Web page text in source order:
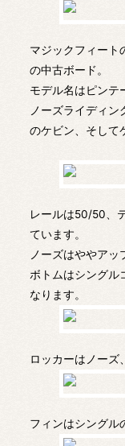
マジックフィート
の中古ボード。
モデル名はピンテ
ノーズライディ
のケビン、そして
レールは50/50、
ています。
ノーズはややアッ
ボトムはシングル
なります。
ロッカーはノーズ
フィンはシングル